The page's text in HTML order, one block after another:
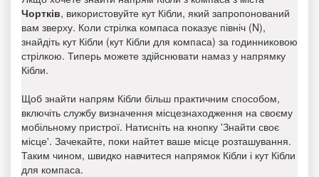
Чортків, використовуйте кут Кібли, який запропонований
вам зверху. Коли стрілка компаса показує північ (N),
знайдіть кут Кібли (кут Кібли для компаса) за годинниковою
стрілкою. Типерь можете здійснювати намаз у напрямку
Кібли.
Щоб знайти напрям Кібли більш практичним способом,
включіть службу визначення місцезнаходження на своєму
мобільному пристрої. Натисніть на кнопку 'Знайти своє
місце'. Зачекайте, поки найтет ваше місце розташування.
Таким чином, швидко навчитеся напрямок Кібли і кут Кібли
для компаса.